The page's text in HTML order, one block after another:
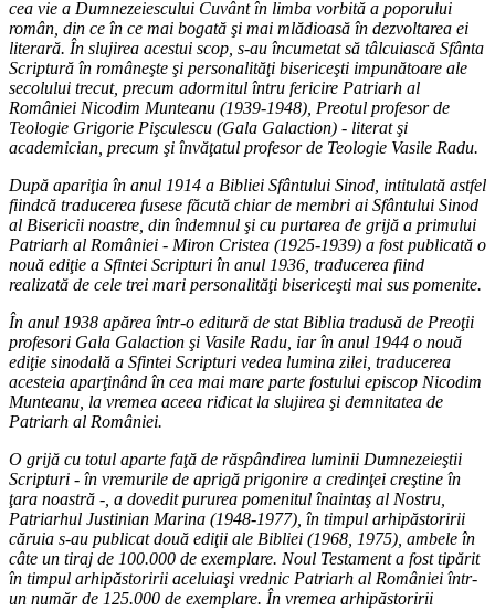
cea vie a Dumnezeiescului Cuvânt în limba vorbită a poporului
român, din ce în ce mai bogată şi mai mlădioasă în dezvoltarea ei
literară. În slujirea acestui scop, s-au încumetat să tâlcuiască Sfânta
Scriptură în româneşte şi personalităţi bisericeşti impunătoare ale
secolului trecut, precum adormitul întru fericire Patriarh al
României Nicodim Munteanu (1939-1948), Preotul profesor de
Teologie Grigorie Pişculescu (Gala Galaction) - literat şi
academician, precum şi învăţatul profesor de Teologie Vasile Radu.
După apariţia în anul 1914 a Bibliei Sfântului Sinod, intitulată astfel
fiindcă traducerea fusese făcută chiar de membri ai Sfântului Sinod
al Bisericii noastre, din îndemnul şi cu purtarea de grijă a primului
Patriarh al României - Miron Cristea (1925-1939) a fost publicată o
nouă ediţie a Sfintei Scripturi în anul 1936, traducerea fiind
realizată de cele trei mari personalităţi bisericeşti mai sus pomenite.
În anul 1938 apărea într-o editură de stat Biblia tradusă de Preoţii
profesori Gala Galaction şi Vasile Radu, iar în anul 1944 o nouă
ediţie sinodală a Sfintei Scripturi vedea lumina zilei, traducerea
acesteia aparţinând în cea mai mare parte fostului episcop Nicodim
Munteanu, la vremea aceea ridicat la slujirea şi demnitatea de
Patriarh al României.
O grijă cu totul aparte faţă de răspândirea luminii Dumnezeieştii
Scripturi - în vremurile de aprigă prigonire a credinţei creştine în
ţara noastră -, a dovedit pururea pomenitul înaintaş al Nostru,
Patriarhul Justinian Marina (1948-1977), în timpul arhipăstoririi
căruia s-au publicat două ediţii ale Bibliei (1968, 1975), ambele în
câte un tiraj de 100.000 de exemplare. Noul Testament a fost tipărit
în timpul arhipăstoririi aceluiaşi vrednic Patriarh al României într-
un număr de 125.000 de exemplare. În vremea arhipăstoririi